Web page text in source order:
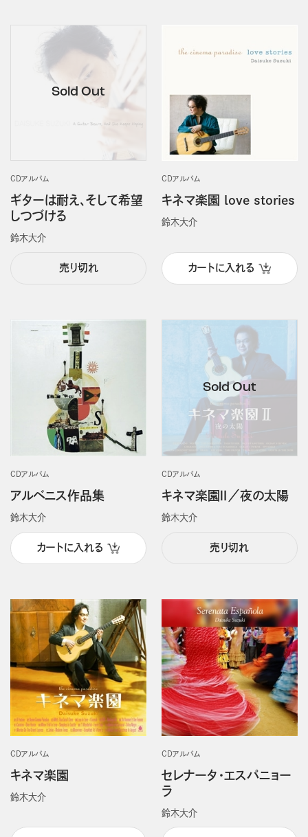
CDアルバム
ギターは耐え、そして希望
しつづける
鈴木大介
売り切れ
CDアルバム
キネマ楽園 love stories
鈴木大介
カートに入れる
CDアルバム
アルベニス作品集
鈴木大介
カートに入れる
CDアルバム
キネマ楽園Ⅱ／夜の太陽
鈴木大介
売り切れ
CDアルバム
キネマ楽園
鈴木大介
CDアルバム
セレナータ・エスパニョー
ラ
鈴木大介